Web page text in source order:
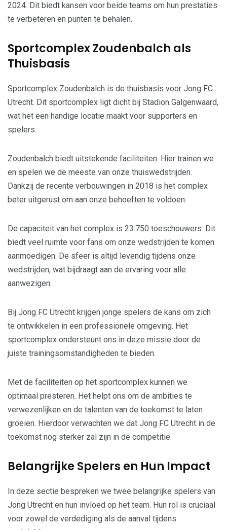
2024. Dit biedt kansen voor beide teams om hun prestaties
te verbeteren en punten te behalen.
Sportcomplex Zoudenbalch als
Thuisbasis
Sportcomplex Zoudenbalch is de thuisbasis voor Jong FC
Utrecht. Dit sportcomplex ligt dicht bij Stadion Galgenwaard,
wat het een handige locatie maakt voor supporters en
spelers.
Zoudenbalch biedt uitstekende faciliteiten. Hier trainen we
en spelen we de meeste van onze thuiswedstrijden.
Dankzij de recente verbouwingen in 2018 is het complex
beter uitgerust om aan onze behoeften te voldoen.
De capaciteit van het complex is 23.750 toeschouwers. Dit
biedt veel ruimte voor fans om onze wedstrijden te komen
aanmoedigen. De sfeer is altijd levendig tijdens onze
wedstrijden, wat bijdraagt aan de ervaring voor alle
aanwezigen.
Bij Jong FC Utrecht krijgen jonge spelers de kans om zich
te ontwikkelen in een professionele omgeving. Het
sportcomplex ondersteunt ons in deze missie door de
juiste trainingsomstandigheden te bieden.
Met de faciliteiten op het sportcomplex kunnen we
optimaal presteren. Het helpt ons om de ambities te
verwezenlijken en de talenten van de toekomst te laten
groeien. Hierdoor verwachten we dat Jong FC Utrecht in de
toekomst nog sterker zal zijn in de competitie.
Belangrijke Spelers en Hun Impact
In deze sectie bespreken we twee belangrijke spelers van
Jong Utrecht en hun invloed op het team. Hun rol is cruciaal
voor zowel de verdediging als de aanval tijdens